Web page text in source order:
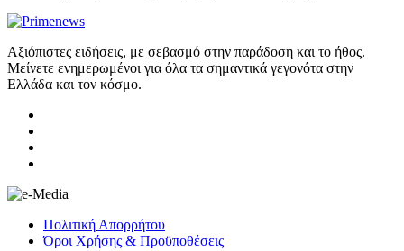
Αξιόπιστες ειδήσεις, με σεβασμό στην παράδοση και το ήθος.
Μείνετε ενημερωμένοι για όλα τα σημαντικά γεγονότα στην
Ελλάδα και τον κόσμο.
Πολιτική Απορρήτου
Όροι Χρήσης & Προϋποθέσεις